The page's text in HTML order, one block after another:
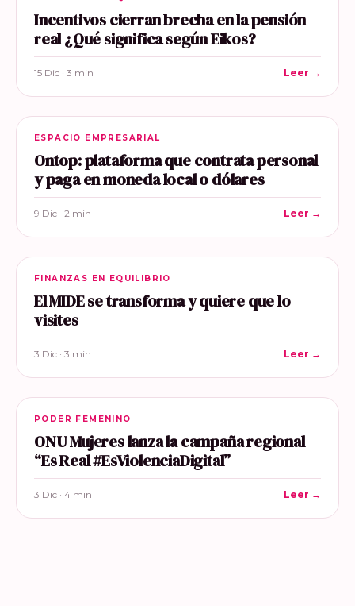
Incentivos cierran brecha en la pensión
real ¿Qué significa según Eikos?
15 Dic · 3 min Leer →
ESPACIO EMPRESARIAL
Ontop: plataforma que contrata personal
y paga en moneda local o dólares
9 Dic · 2 min Leer →
FINANZAS EN EQUILIBRIO
El MIDE se transforma y quiere que lo
visites
3 Dic · 3 min Leer →
PODER FEMENINO
ONU Mujeres lanza la campaña regional
“Es Real #EsViolenciaDigital”
3 Dic · 4 min Leer →